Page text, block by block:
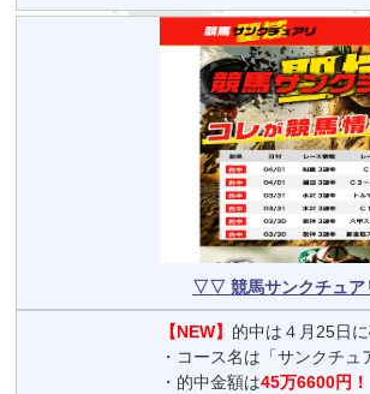
▽▽ 競馬サンクチュ
【NEW】 的中は４月25日に
・コース名は「サンクチュ
・的中金額は45万6600円！